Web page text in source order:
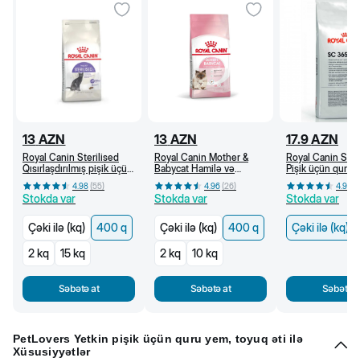
13 AZN
Royal Canin Sterilised
Qısırlaşdırılmış pişik üçün
quru yem, 1 yaşdan, 400
q
4.98(55)
Stokda var
Çəki ilə (kq)
400 q
2 kq
15 kq
Səbətə at
13 AZN
Royal Canin Mother &
Babycat Hamilə və
südverən pişik və bala
pişik üçün quru yem (400
q)
4.96(26)
Stokda var
Çəki ilə (kq)
400 q
2 kq
10 kq
Səbətə at
17.9AZN
Royal Canin
Pişik üçün quru
yaşdan (kq) 4.96
Stokda var
Çəki ilə (kq)
Səbətə
PetLovers Yetkin pişik üçün quru yem, toyuq əti ilə
Xüsusiyyətlər